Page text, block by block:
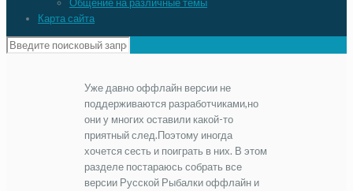
Карта сайта
Уже давно оффлайн версии не
поддерживаются разработчиками,но
они у многих оставили какой-то
приятный след.Поэтому иногда
хочется сесть и поиграть в них. В этом
разделе постараюсь собрать все
версии Русской Рыбалки оффлайн и